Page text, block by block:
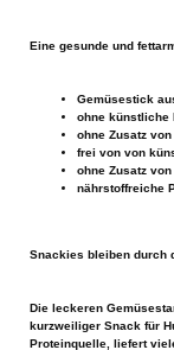
Eine gesunde und
Gemüsestick
ohne künstliche
ohne Zusatz
frei von von
ohne Zusatz
nährstoffreiche
Snackies bleiben durch
Die leckeren
kurzweiliger Snack für
Proteinquelle, liefert